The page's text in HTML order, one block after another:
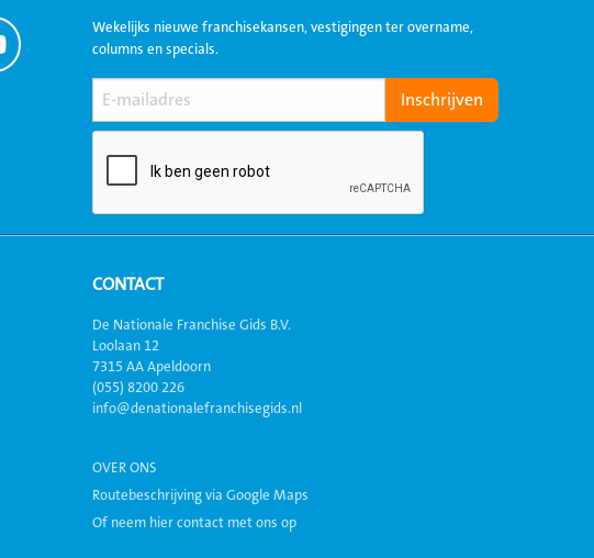
Wekelijks nieuwe franchisekansen, vestigingen ter overname,
columns en specials.
CONTACT
De Nationale Franchise Gids B.V.
Loolaan 12
7315 AA Apeldoorn
(055) 8200 226
info@denationalefranchisegids.nl
OVER ONS
Routebeschrijving via Google Maps
Of neem hier contact met ons op